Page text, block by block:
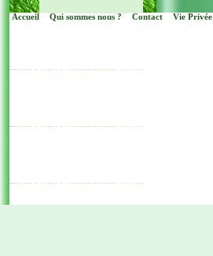
Accueil Qui sommes nous ? Contact Vie Privée